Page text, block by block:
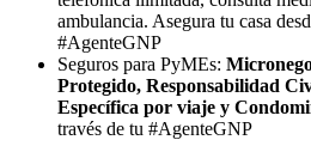
ambulancia. Asegura tu casa
#AgenteGNP
Seguros para PyMEs:
Protegido, Responsabilidad
Específica por viaje y
través de tu #AgenteGNP